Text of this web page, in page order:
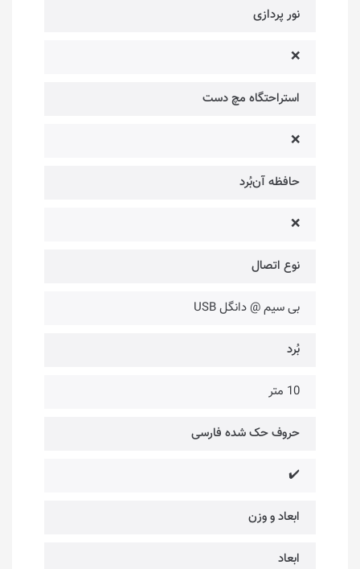
نور پردازی
❌
استراحتگاه مچ دست
❌
حافظه آن‌بُرد
❌
نوع اتصال
بی سیم @ دانگل USB
بُرد
10 متر
حروف حک شده فارسی
✔️
ابعاد و وزن
ابعاد